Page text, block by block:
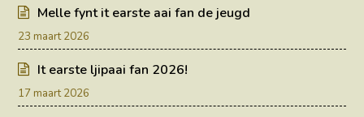
Melle fynt it earste aai fan de jeugd
23 maart 2026
It earste ljipaai fan 2026!
17 maart 2026